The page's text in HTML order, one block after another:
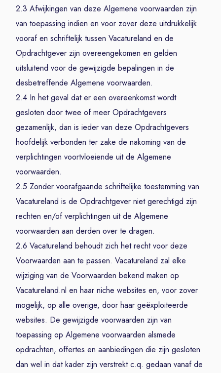
2.3 Afwijkingen van deze Algemene voorwaarden zijn
van toepassing indien en voor zover deze uitdrukkelijk
vooraf en schriftelijk tussen Vacatureland en de
Opdrachtgever zijn overeengekomen en gelden
uitsluitend voor de gewijzigde bepalingen in de
desbetreffende Algemene voorwaarden.
2.4 In het geval dat er een overeenkomst wordt
gesloten door twee of meer Opdrachtgevers
gezamenlijk, dan is ieder van deze Opdrachtgevers
hoofdelijk verbonden ter zake de nakoming van de
verplichtingen voortvloeiende uit de Algemene
voorwaarden.
2.5 Zonder voorafgaande schriftelijke toestemming van
Vacatureland is de Opdrachtgever niet gerechtigd zijn
rechten en/of verplichtingen uit de Algemene
voorwaarden aan derden over te dragen.
2.6 Vacatureland behoudt zich het recht voor deze
Voorwaarden aan te passen. Vacatureland zal elke
wijziging van de Voorwaarden bekend maken op
Vacatureland.nl en haar niche websites en, voor zover
mogelijk, op alle overige, door haar geëxploiteerde
websites. De gewijzigde voorwaarden zijn van
toepassing op Algemene voorwaarden alsmede
opdrachten, offertes en aanbiedingen die zijn gesloten
dan wel in dat kader zijn verstrekt c.q. gedaan vanaf de